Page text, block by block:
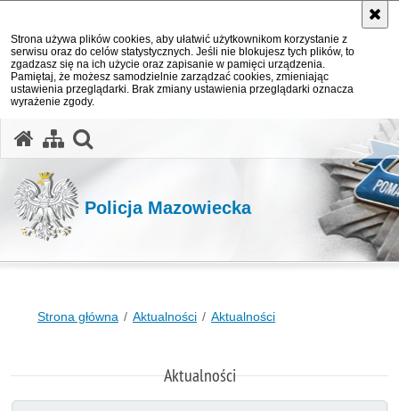
Strona używa plików cookies, aby ułatwić użytkownikom korzystanie z
serwisu oraz do celów statystycznych. Jeśli nie blokujesz tych plików, to
zgadzasz się na ich użycie oraz zapisanie w pamięci urządzenia.
Pamiętaj, że możesz samodzielnie zarządzać cookies, zmieniając
ustawienia przeglądarki. Brak zmiany ustawienia przeglądarki oznacza
wyrażenie zgody.
Policja Mazowiecka
Strona główna Aktualności Aktualności
Aktualności